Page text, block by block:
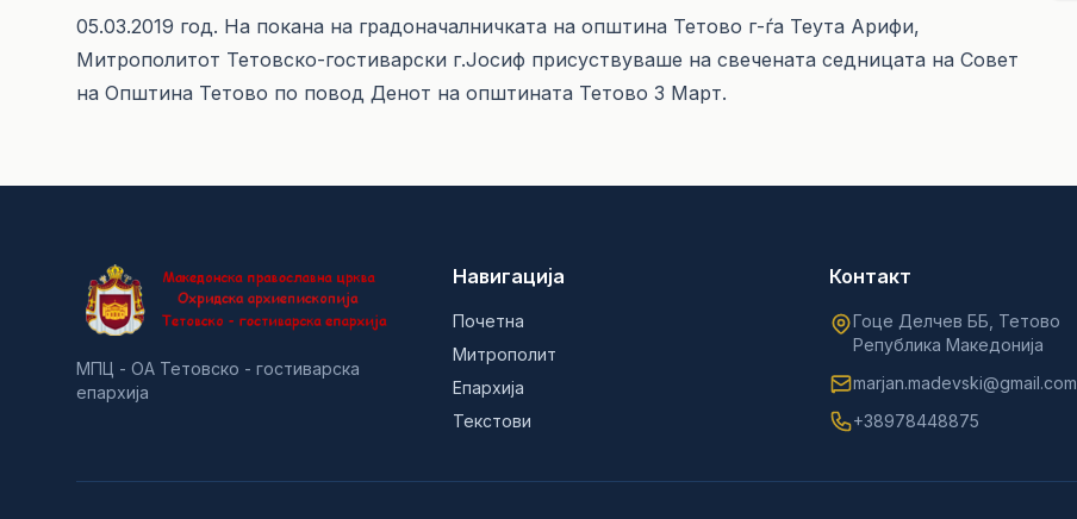
05.03.2019 год. На покана на градоначалничката на општина Тетово г-ѓа Теута Арифи,
Митрополитот Тетовско-гостиварски г.Јосиф присуствуваше на свечената седницата на Совет
на Општина Тетово по повод Денот на општината Тетово 3 Март.
МПЦ - ОА Тетовско - гостиварска
епархија
Навигација
Почетна
Митрополит
Епархија
Текстови
Контакт
Гоце Делчев ББ, Тетово
Република Македонија
marjan.madevski@gmail.com
+38978448875